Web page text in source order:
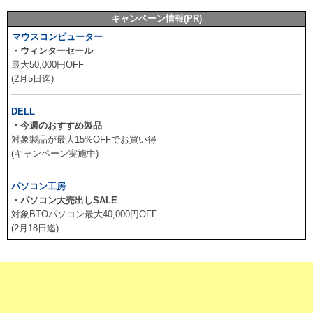
キャンペーン情報(PR)
マウスコンピューター
・ウィンターセール
最大50,000円OFF
(2月5日迄)
DELL
・今週のおすすめ製品
対象製品が最大15%OFFでお買い得
(キャンペーン実施中)
パソコン工房
・パソコン大売出しSALE
対象BTOパソコン最大40,000円OFF
(2月18日迄)